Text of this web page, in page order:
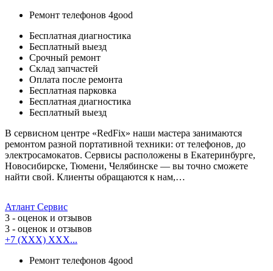
Ремонт телефонов 4good
Бесплатная диагностика
Бесплатный выезд
Срочный ремонт
Cклад запчастей
Оплата после ремонта
Бесплатная парковка
Бесплатная диагностика
Бесплатный выезд
В сервисном центре «RedFix» наши мастера занимаются
ремонтом разной портативной техники: от телефонов, до
электросамокатов. Сервисы расположены в Екатеринбурге,
Новосибирске, Тюмени, Челябинске — вы точно сможете
найти свой. Клиенты обращаются к нам,…
Атлант Сервис
3 - оценок и отзывов
3 - оценок и отзывов
+7 (XXX) XXX...
Ремонт телефонов 4good